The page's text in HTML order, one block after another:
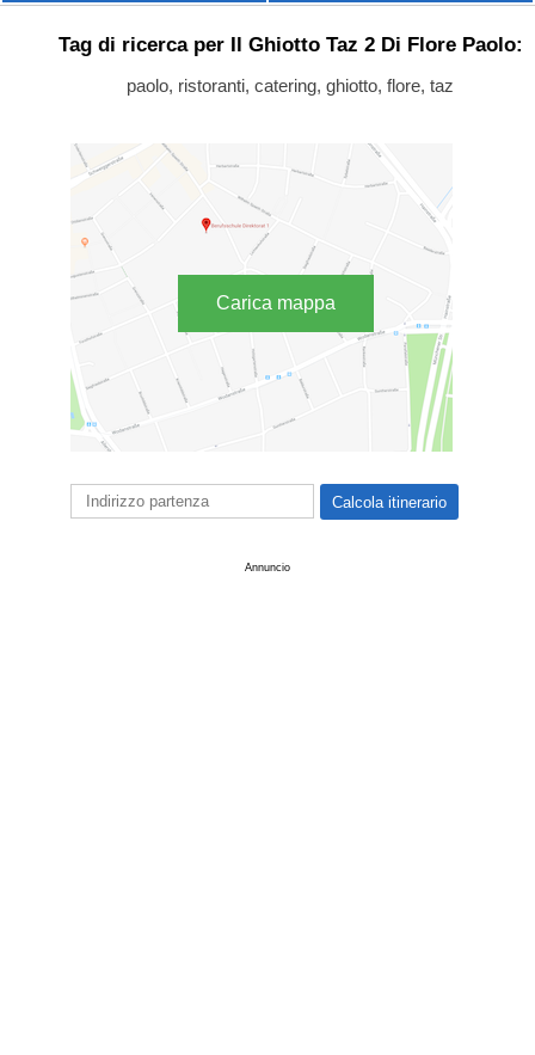
Tag di ricerca per Il Ghiotto Taz 2 Di Flore Paolo:
paolo, ristoranti, catering, ghiotto, flore, taz
Carica mappa
Annuncio